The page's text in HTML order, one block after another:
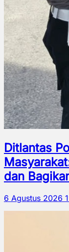
Ditlantas
dan
6 Agustus 2026